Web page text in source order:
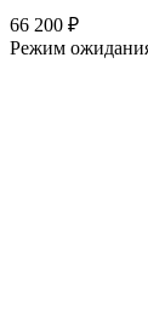
66 200 ₽
Режим